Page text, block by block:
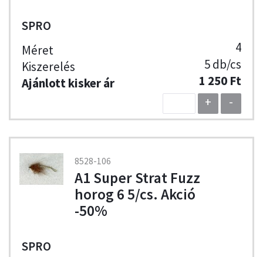
SPRO
4
5 db/cs
1 250 Ft
+
-
8528-106
A1 Super Strat Fuzz
horog 6 5/cs. Akció
-50%
SPRO